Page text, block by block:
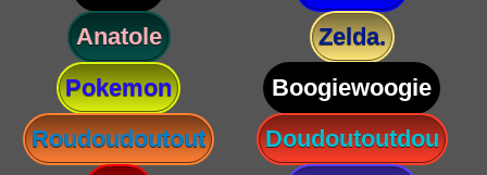
Anatole
Zelda.
Pokemon
Boogiewoogie
Roudoudoutout
Doudoutoutdou